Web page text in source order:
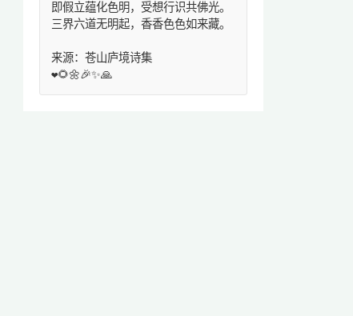
即假立蕴化色明，受想行识共佛光。
三界六道无明起，香香色色如来藏。
来源：苍山庐境诗集
❤️🌻🌼🎉✨🙏